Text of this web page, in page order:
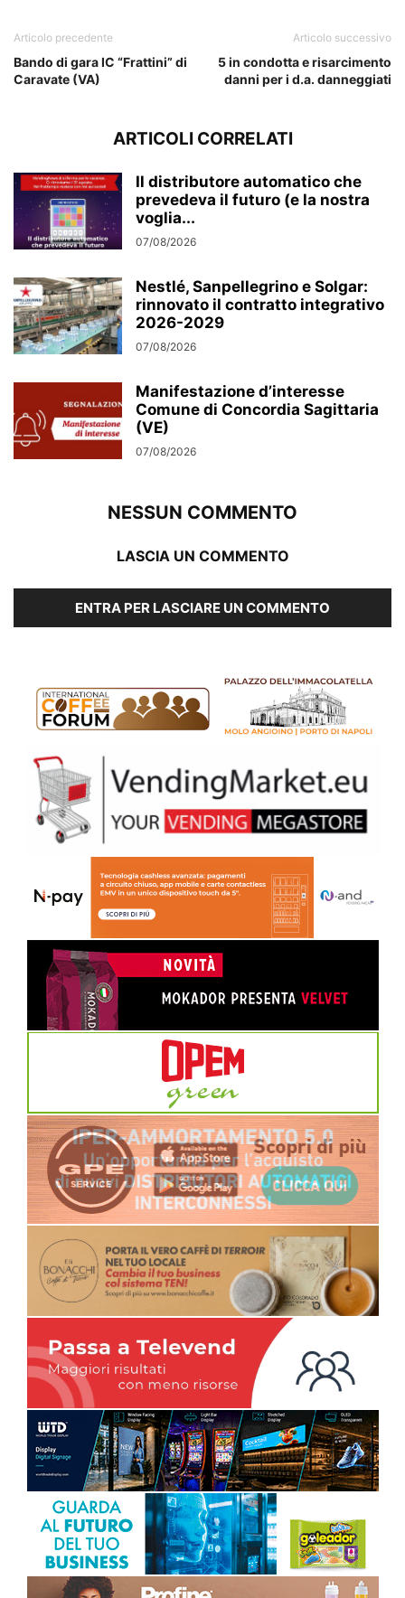
Articolo precedente
Bando di gara IC “Frattini” di
Caravate (VA)
Articolo successivo
5 in condotta e risarcimento
danni per i d.a. danneggiati
ARTICOLI CORRELATI
Il distributore automatico che
prevedeva il futuro (e la nostra
voglia...
07/08/2026
Nestlé, Sanpellegrino e Solgar:
rinnovato il contratto integrativo
2026-2029
07/08/2026
Manifestazione d’interesse
Comune di Concordia Sagittaria
(VE)
07/08/2026
NESSUN COMMENTO
LASCIA UN COMMENTO
ENTRA PER LASCIARE UN COMMENTO